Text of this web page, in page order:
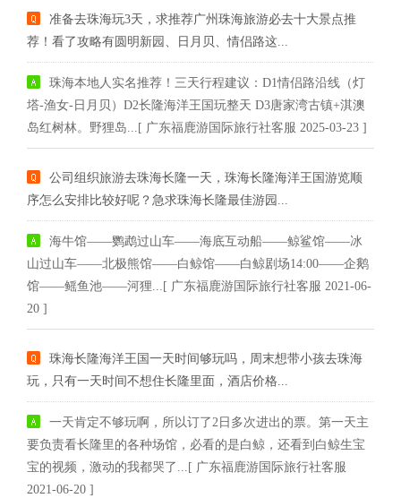
准备去珠海玩3天，求推荐广州珠海旅游必去十大景点推
荐！看了攻略有圆明新园、日月贝、情侣路这...
珠海本地人实名推荐！三天行程建议：D1情侣路沿线（灯
塔-渔女-日月贝）D2长隆海洋王国玩整天 D3唐家湾古镇+淇澳
岛红树林。野狸岛...[ 广东福鹿游国际旅行社客服 2025-03-23 ]
公司组织旅游去珠海长隆一天，珠海长隆海洋王国游览顺
序怎么安排比较好呢？急求珠海长隆最佳游园...
海牛馆——鹦鹉过山车——海底互动船——鲸鲨馆——冰
山过山车——北极熊馆——白鲸馆——白鲸剧场14:00——企鹅
馆——鳐鱼池——河狸...[ 广东福鹿游国际旅行社客服 2021-06-
20 ]
珠海长隆海洋王国一天时间够玩吗，周末想带小孩去珠海
玩，只有一天时间不想住长隆里面，酒店价格...
一天肯定不够玩啊，所以订了2日多次进出的票。第一天主
要负责看长隆里的各种场馆，必看的是白鲸，还看到白鲸生宝
宝的视频，激动的我都哭了...[ 广东福鹿游国际旅行社客服
2021-06-20 ]